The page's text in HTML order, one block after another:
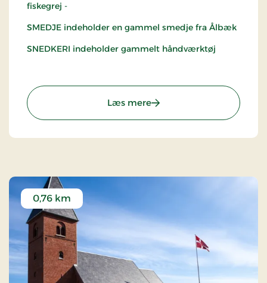
fiskegrej -
SMEDJE indeholder en gammel smedje fra Ålbæk
SNEDKERI indeholder gammelt håndværktøj
Læs mere: Simons Raalling -
0,76 km